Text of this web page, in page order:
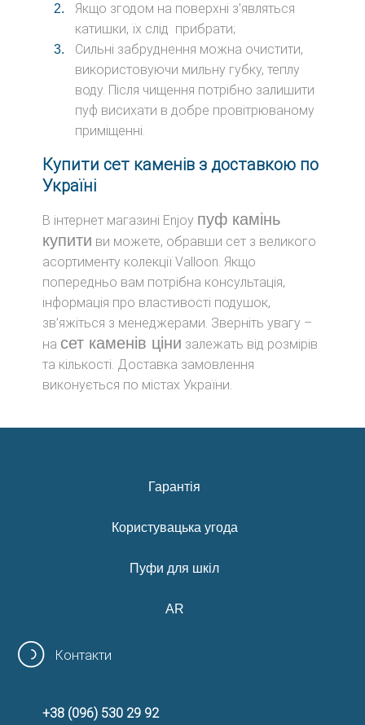
Якщо згодом на поверхні з’являться
катишки, їх слід прибрати;
Сильні забруднення можна очистити,
використовуючи мильну губку, теплу
воду. Після чищення потрібно залишити
пуф висихати в добре провітрюваному
приміщенні.
Купити сет каменів з доставкою по
Україні
В інтернет магазині Enjoy пуф камінь
купити ви можете, обравши сет з великого
асортименту колекції Valloon. Якщо
попередньо вам потрібна консультація,
інформація про властивості подушок,
зв’яжіться з менеджерами. Зверніть увагу –
на сет каменів ціни залежать від розмірів
та кількості. Доставка замовлення
виконується по містах України.
Гарантія
Користувацька угода
Пуфи для шкіл
AR
Контакти
+38 (096) 530 29 92